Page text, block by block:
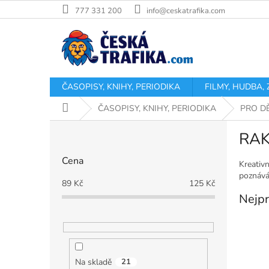
na
777 331 200 info@ceskatrafika.com
ČASOPISY, KNIHY, PERIODIKA FILMY, HUDBA,
Domů ČASOPISY, KNIHY, PERIODIKA PRO
Cena
89 Kč 125 Kč
Na skladě 21